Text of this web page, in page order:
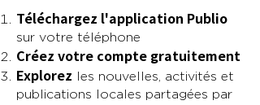
Téléchargez l'application Publio
sur votre téléphone
Créez votre compte gratuitement
Explorez les nouvelles, activités et
publications locales partagées par